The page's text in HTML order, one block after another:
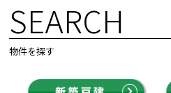
SEARCH
物件を探す